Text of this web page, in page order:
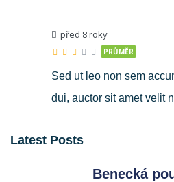
před 8 roky
PRŮMĚR
Sed ut leo non sem
dui, auctor sit amet velit
Latest Posts
Benecká